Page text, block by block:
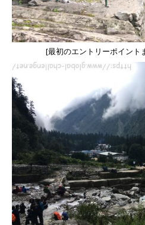
[最初のエントリーポイント